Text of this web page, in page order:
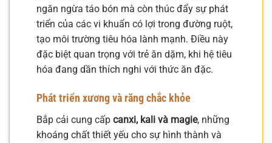
ngăn ngừa táo bón mà còn thúc đẩy sự phát
triển của các vi khuẩn có lợi trong đường ruột,
tạo môi trường tiêu hóa lành mạnh. Điều này
đặc biệt quan trọng với trẻ ăn dặm, khi hệ tiêu
hóa đang dần thích nghi với thức ăn đặc.
Phát triển xương và răng chắc khỏe
Bắp cải cung cấp canxi, kali và magie, những
khoáng chất thiết yếu cho sự hình thành và